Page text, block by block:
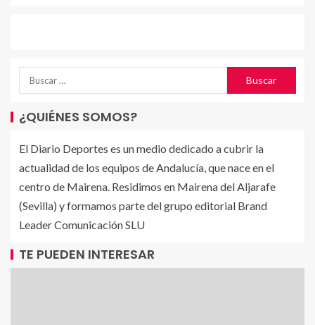
¿QUIÉNES SOMOS?
El Diario Deportes es un medio dedicado a cubrir la
actualidad de los equipos de Andalucía, que nace en el
centro de Mairena. Residimos en Mairena del Aljarafe
(Sevilla) y formamos parte del grupo editorial Brand
Leader Comunicación SLU
TE PUEDEN INTERESAR